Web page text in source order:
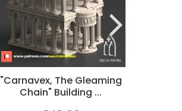
"Carnavex, The Gleaming
Chain" Building ...